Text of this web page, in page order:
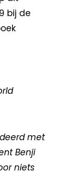
bij de
met
Benji
niets